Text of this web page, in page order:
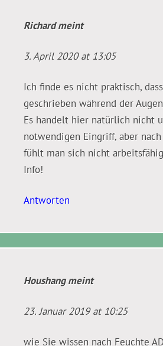
Richardmeint
3. April 2020 at 13:05
Ich finde es nicht praktisch,
geschrieben während der
Es handelt hier natürlich nicht
notwendigen Eingriff, aber
fühlt man sich nicht
Info!
Antworten
Houshangmeint
23. Januar 2019 at 10:25
wie Sie wissen nach Feuchte